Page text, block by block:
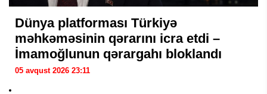
Dünya platforması Türkiyə
məhkəməsinin qərarını icra etdi –
İmamoğlunun qərargahı bloklandı
05 avqust 2026 23:11